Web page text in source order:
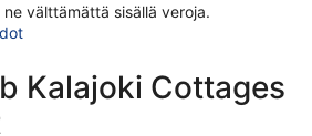
välttämättä sisällä veroja.
Kalajoki Cottages